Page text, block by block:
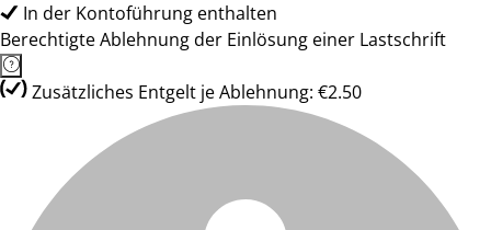
In der Kontoführung enthalten
Berechtigte Ablehnung der Einlösung einer Lastschrift
Zusätzliches Entgelt je Ablehnung: €2.50